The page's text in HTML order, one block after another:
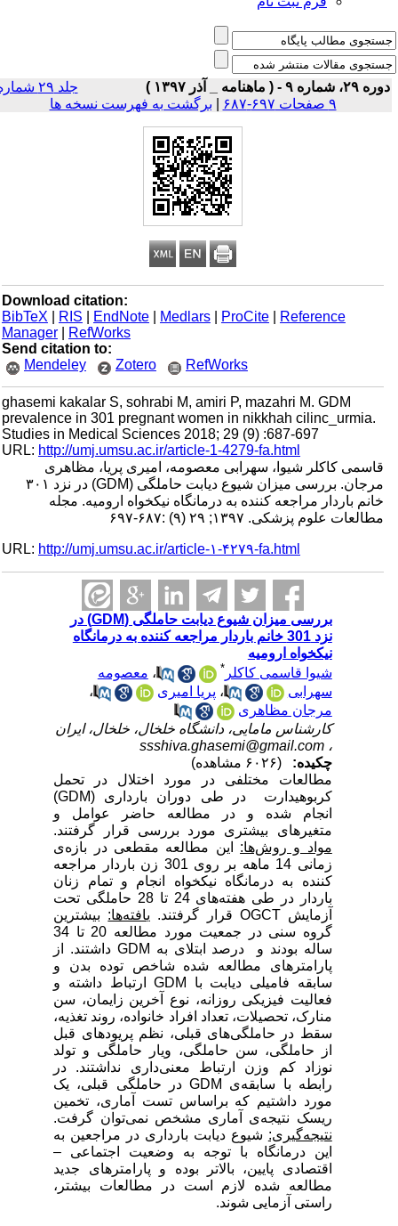
شماره ۹ - ( ماهنامه _ آذر ۱۳۹۷ )
جلد ۲۹ شماره
| برگشت به فهرست نسخه ها
Download citation:
BibTeX
| RIS |EndNote |Medlars |ProCite |Reference
Manager
|RefWorks
Send citation to:
Mendeley
Zotero RefWorks
ghasemi kakalar S, sohrabi M, amiri P, mazahri M. GDM
prevalence in 301 pregnant women in nikkhah cilinc_urmia.
Studies in Medical Sciences 2018; 29 (9) :687-697
URL:http://umj.umsu.ac.ir/article-1-4279-fa.html
قاسمی کاکلر شیوا، سهرابی معصومه، امیری پریا، مظاهری
مرجان. بررسی میزان شیوع دیابت حاملگی (GDM) در نزد ۳۰۱
خانم باردار مراجعه کننده به درمانگاه نیکخواه ارومیه. مجله
مطالعات علوم پزشکی. ۱۳۹۷; ۲۹ (۹) :۶۸۷-۶۹۷
URL:http://umj.umsu.ac.ir/article-۱-۴۲۷۹-fa.html
بررسی میزان شیوع دیابت حاملگی (GDM) در
نزد 301 خانم باردار مراجعه کننده به درمانگاه
نیکخواه ارومیه
شیوا قاسمی کاکلر* ،معصومه
سهرابی
،پریا امیری
،
مرجان مظاهری
کارشناس مامایی، دانشگاه خلخال، خلخال،‌ ایران
ssshiva.ghasemi@gmail.com
چکیده:
مطالعات مختلفی در مورد اختلال در تحمل
کربوهیدارت در طی دوران بارداری (
GDM
)
انجام شده و در مطالعه حاضر عوامل و
متغیرهای بیشتری مورد بررسی قرار گرفتند.
مواد و روش‌ها:این مطالعه مقطعی در بازه‌ی
زمانی 14 ماهه بر روی 301 زن باردار مراجعه
کننده به درمانگاه نیکخواه انجام و تمام زنان
باردار در طی هفته‌های 24 تا 28 حاملگی تحت
آزمایشOGCTقرار گرفتند.یافته‌ها:بیشترین
گروه سنی در جمعیت مورد مطالعه 20 تا 34
ساله بودند و درصد ابتلای بهGDMداشتند. از
پارامتر‌های مطالعه شده شاخص توده بدن و
سابقه فامیلی دیابت باGDMارتباط داشته و
فعالیت فیزیکی روزانه، نوع آخرین زایمان، سن
منارک، تحصیلات، تعداد افراد خانواده، روند تغذیه،
سقط در حاملگی‌های قبلی، نظم پریودهای قبل
از حاملگی، سن حاملگی، ویار حاملگی و تولد
نوزاد کم وزن ارتباط معنی‌داری نداشتند. در
رابطه با سابقه‌یGDMدر حاملگی قبلی، یک
مورد داشتیم که براساس تست آماری، تخمین
ریسک نتیجه‌ی آماری مشخص نمی‌توان گرفت.
نتیجه‌گیری:شیوع دیابت بارداری در مراجعین به
این درمانگاه با توجه به وضعیت اجتماعی –
اقتصادی پایین، بالاتر بوده و پارامترهای جدید
مطالعه شده لازم است در مطالعات بیشتر،
راستی آزمایی شوند.